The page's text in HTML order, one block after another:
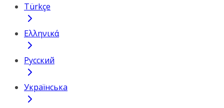
Türkçe
Ελληνικά
Русский
Українська